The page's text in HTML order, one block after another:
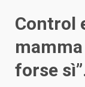
Control
forse